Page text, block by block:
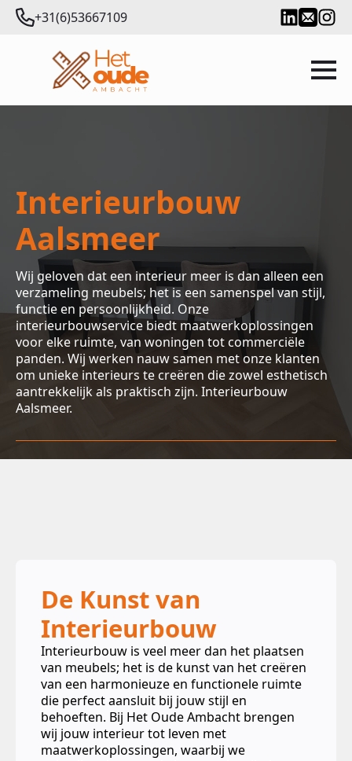
+31(6)53667109
Interieurbouw
Aalsmeer
Wij geloven dat een interieur meer is dan alleen een
verzameling meubels; het is een samenspel van stijl,
functie en persoonlijkheid. Onze
interieurbouwservice biedt maatwerkoplossingen
voor elke ruimte, van woningen tot commerciële
panden. Wij werken nauw samen met onze klanten
om unieke interieurs te creëren die zowel esthetisch
aantrekkelijk als praktisch zijn. Interieurbouw
Aalsmeer.
De Kunst van
Interieurbouw
Interieurbouw is veel meer dan het plaatsen
van meubels; het is de kunst van het creëren
van een harmonieuze en functionele ruimte
die perfect aansluit bij jouw stijl en
behoeften. Bij Het Oude Ambacht brengen
wij jouw interieur tot leven met
maatwerkoplossingen, waarbij we